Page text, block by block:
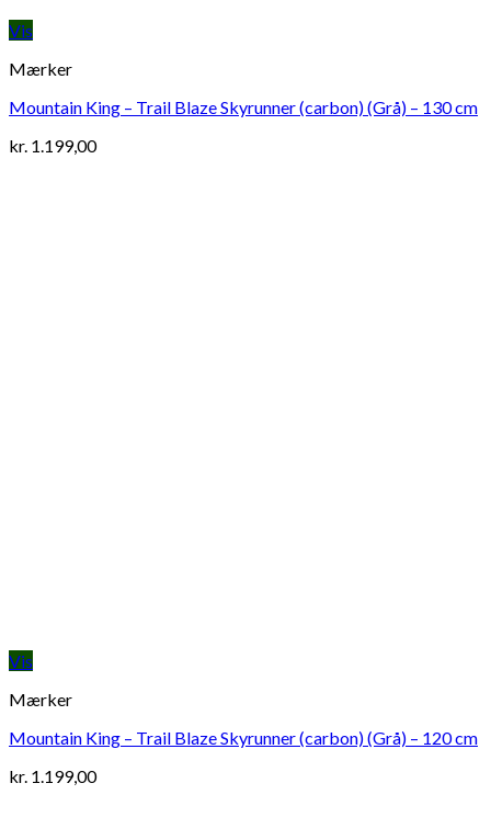
Vis
Mærker
Mountain King – Trail Blaze Skyrunner (carbon) (Grå) – 130 cm
kr. 1.199,00
Vis
Mærker
Mountain King – Trail Blaze Skyrunner (carbon) (Grå) – 120 cm
kr. 1.199,00